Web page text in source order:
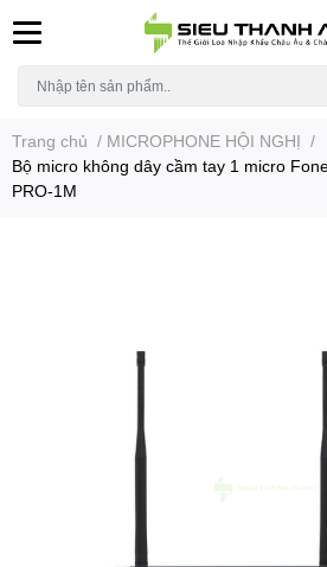
Trang chủ / MICROPHONE HỘI NGHỊ /
Bộ micro không dây cầm tay 1 micro
PRO-1M